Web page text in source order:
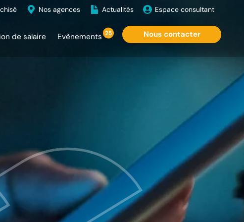
Nos agences Actualités Espace consultant
de salaire Evènements 25 Nous contacter